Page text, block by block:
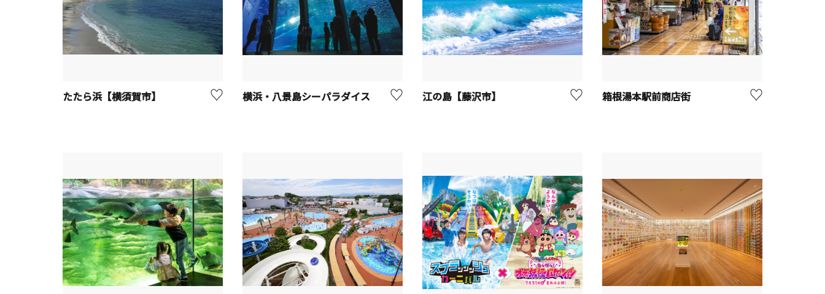
たたら浜【横須賀市】 横浜・八景島シーパラダイス 江の島【藤沢市】 箱根湯本駅前商店街